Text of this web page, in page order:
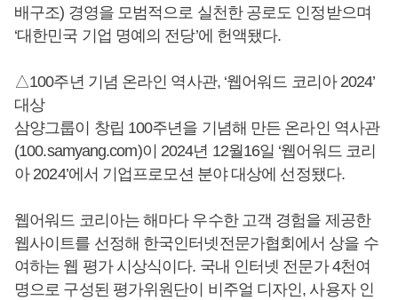
배구조) 경영을 모범적으로 실천한 공로도 인정받으며
‘대한민국 기업 명예의 전당’에 헌액됐다.
△100주년 기념 온라인 역사관, ‘웹어워드 코리아 2024’
대상
삼양그룹이 창립 100주년을 기념해 만든 온라인 역사관
(100.samyang.com)이 2024년 12월16일 ‘웹어워드 코리
아 2024’에서 기업프로모션 분야 대상에 선정됐다.
웹어워드 코리아는 해마다 우수한 고객 경험을 제공한
웹사이트를 선정해 한국인터넷전문가협회에서 상을 수
여하는 웹 평가 시상식이다. 국내 인터넷 전문가 4천여
명으로 구성된 평가위원단이 비주얼 디자인, 사용자 인